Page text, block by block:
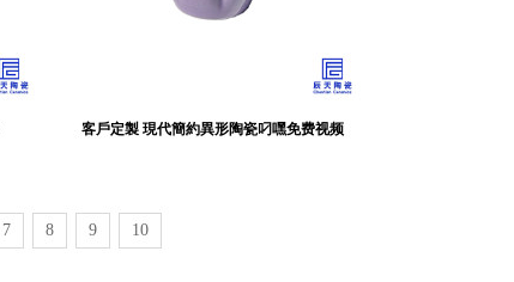
客戶定製 現代簡約異形陶瓷叼嘿免费视频
7 8 9
10